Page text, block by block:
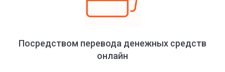
Посредством перевода денежных средств
онлайн